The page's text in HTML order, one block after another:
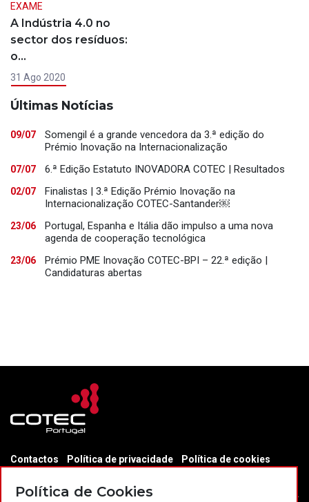
EXAME
A Indústria 4.0 no
sector dos resíduos:
o…
31 Ago 2020
Últimas Notícias
09/07
Somengil é a grande vencedora da 3.ª edição do
Prémio Inovação na Internacionalização
07/07 6.ª Edição Estatuto INOVADORA COTEC | Resultados
02/07
Finalistas | 3.ª Edição Prémio Inovação na
Internacionalização COTEC-Santander￼
23/06
Portugal, Espanha e Itália dão impulso a uma nova
agenda de cooperação tecnológica
23/06
Prémio PME Inovação COTEC-BPI – 22.ª edição |
Candidaturas abertas
Contactos Política de privacidade
Política de cookies
Política de Cookies